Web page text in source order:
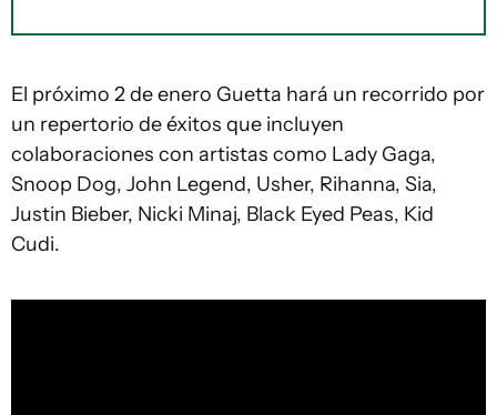
El próximo 2 de enero Guetta hará un recorrido por
un repertorio de éxitos que incluyen
colaboraciones con artistas como Lady Gaga,
Snoop Dog, John Legend, Usher, Rihanna, Sia,
Justin Bieber, Nicki Minaj, Black Eyed Peas, Kid
Cudi.